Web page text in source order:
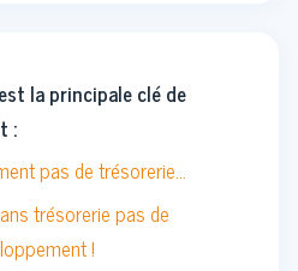
la principale clé de
:
pas de trésorerie…
pas de
!